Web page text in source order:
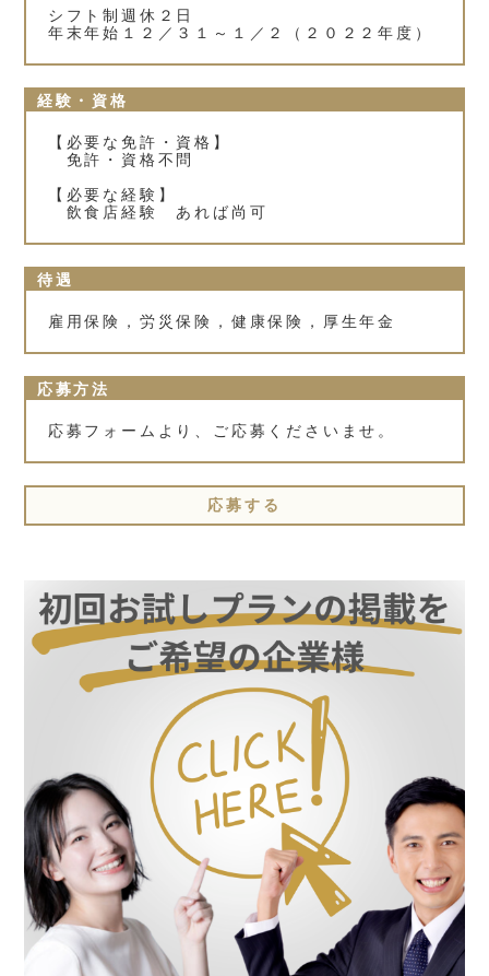
シフト制週休２日
年末年始１２／３１～１／２（２０２２年度）
経験・資格
【必要な免許・資格】
免許・資格不問
【必要な経験】
飲食店経験 あれば尚可
待遇
雇用保険，労災保険，健康保険，厚生年金
応募方法
応募フォームより、ご応募くださいませ。
応募する